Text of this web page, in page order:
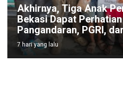
Akhirnya, Tiga Anak
Bekasi Dapat
Pangandaran, PGRI,
7 hari yang lalu